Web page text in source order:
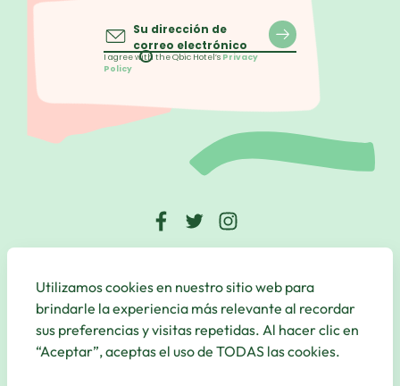
Su dirección de
correo electrónico
I agree with the Qbic Hotel’s Privacy
Policy
© Qbic Hotels & Motley 2026 All Rights Reserved.
Website byUP Hotel Agency
Useful
Utilizamos cookies en nuestro sitio web para
brindarle la experiencia más relevante al recordar
sus preferencias y visitas repetidas. Al hacer clic en
“Aceptar”, aceptas el uso de TODAS las cookies.